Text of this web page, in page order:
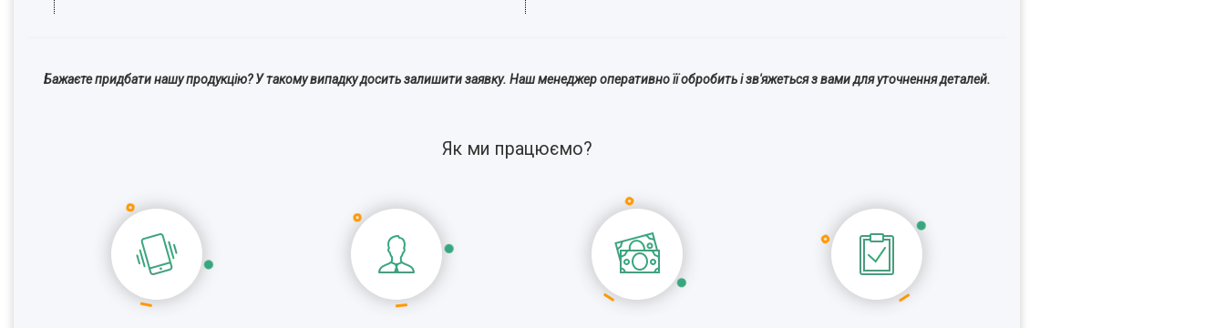
Бажаєте придбати нашу продукцію? У такому випадку досить залишити заявку. Наш менеджер оперативно її обробить і зв'яжеться з вами для уточнення деталей.
Як ми працюємо?